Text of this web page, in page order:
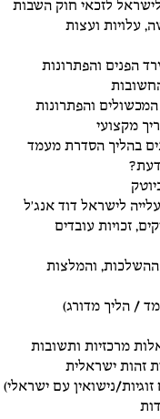
עלויות ועצות
הפנים והפתרונות
והפתרונות
מקצועי
בהליך הסדרת מעמד
לישראל דוד אנג'ל
זכויות עובדים
והמלצות
/ הליך מדורג)
מרכזיות ותשובות
זהות ישראלית
נישואין עם ישראלי)